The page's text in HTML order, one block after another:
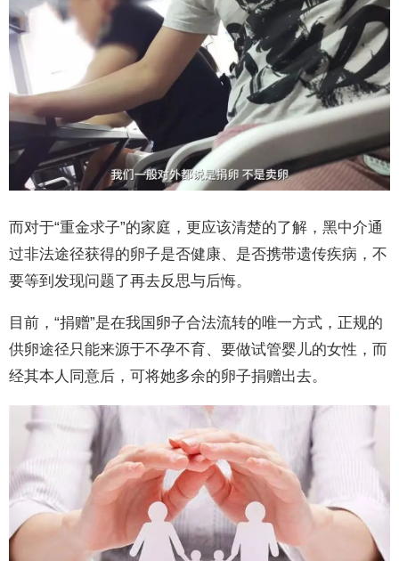
而对于“重金求子”的家庭，更应该清楚的了解，黑中介通
过非法途径获得的卵子是否健康、是否携带遗传疾病，不
要等到发现问题了再去反思与后悔。
目前，“捐赠”是在我国卵子合法流转的唯一方式，正规的
供卵途径只能来源于不孕不育、要做试管婴儿的女性，而
经其本人同意后，可将她多余的卵子捐赠出去。